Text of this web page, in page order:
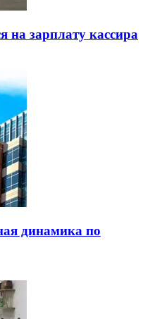
на зарплату кассира
динамика по